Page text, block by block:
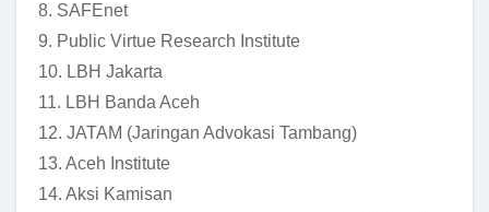
8. SAFEnet
9. Public Virtue Research Institute
10. LBH Jakarta
11. LBH Banda Aceh
12. JATAM (Jaringan Advokasi Tambang)
13. Aceh Institute
14. Aksi Kamisan